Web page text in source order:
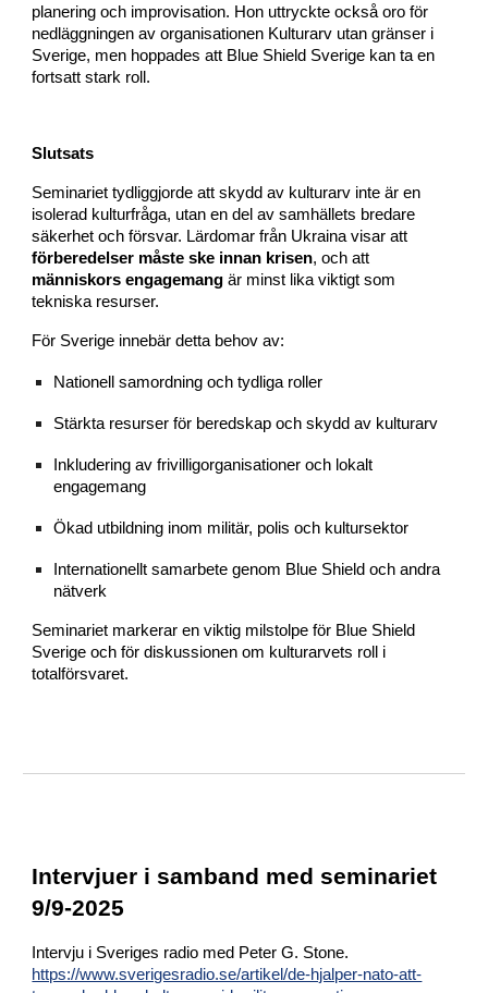
planering och improvisation. Hon uttryckte också oro för
nedläggningen av organisationen Kulturarv utan gränser i
Sverige, men hoppades att Blue Shield Sverige kan ta en
fortsatt stark roll.
Slutsats
Seminariet tydliggjorde att skydd av kulturarv inte är en
isolerad kulturfråga, utan en del av samhällets bredare
säkerhet och försvar. Lärdomar från Ukraina visar att
förberedelser måste ske innan krisen, och att
människors engagemang är minst lika viktigt som
tekniska resurser.
För Sverige innebär detta behov av:
Nationell samordning och tydliga roller
Stärkta resurser för beredskap och skydd av kulturarv
Inkludering av frivilligorganisationer och lokalt
engagemang
Ökad utbildning inom militär, polis och kultursektor
Internationellt samarbete genom Blue Shield och andra
nätverk
Seminariet markerar en viktig milstolpe för Blue Shield
Sverige och för diskussionen om kulturarvets roll i
totalförsvaret.
Intervjuer i samband med seminariet
9/9-2025
Intervju i Sveriges radio med Peter G. Stone.
https://www.sverigesradio.se/artikel/de-hjalper-nato-att-